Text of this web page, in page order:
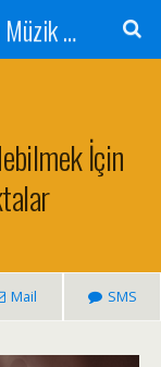
T.C MEB Özel Fırat Cantekin Müzik Kursu
İçin
Mail SMS